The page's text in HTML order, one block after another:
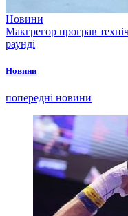
Новини
Макгрегор програв
раунді
Новини
попередні новини